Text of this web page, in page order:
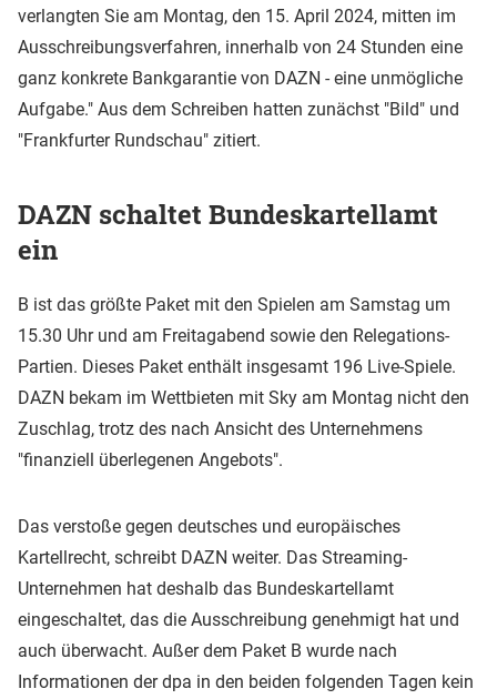
verlangten Sie am Montag, den 15. April 2024, mitten im
Ausschreibungsverfahren, innerhalb von 24 Stunden eine
ganz konkrete Bankgarantie von DAZN - eine unmögliche
Aufgabe." Aus dem Schreiben hatten zunächst "Bild" und
"Frankfurter Rundschau" zitiert.
DAZN schaltet Bundeskartellamt
ein
B ist das größte Paket mit den Spielen am Samstag um
15.30 Uhr und am Freitagabend sowie den Relegations-
Partien. Dieses Paket enthält insgesamt 196 Live-Spiele.
DAZN bekam im Wettbieten mit Sky am Montag nicht den
Zuschlag, trotz des nach Ansicht des Unternehmens
"finanziell überlegenen Angebots".
Das verstoße gegen deutsches und europäisches
Kartellrecht, schreibt DAZN weiter. Das Streaming-
Unternehmen hat deshalb das Bundeskartellamt
eingeschaltet, das die Ausschreibung genehmigt hat und
auch überwacht. Außer dem Paket B wurde nach
Informationen der dpa in den beiden folgenden Tagen kein